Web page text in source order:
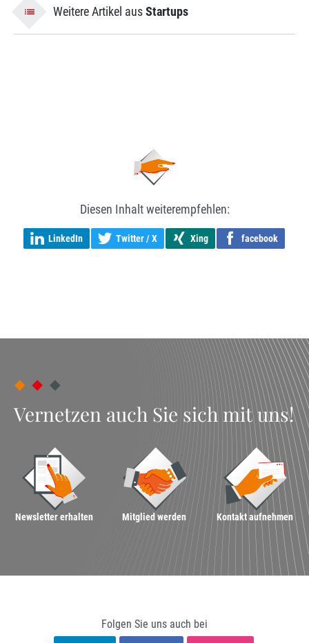
Weitere Artikel ausStartups
Diesen Inhalt weiterempfehlen:
LinkedIn Twitter / X Xing facebook
Vernetzen auch Sie sich mit uns!
Newsletter erhalten Mitglied werden Kontakt aufnehmen
Folgen Sie uns auch bei